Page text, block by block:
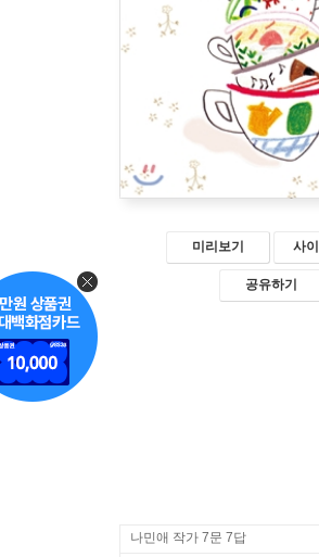
미리보기 사
공유하기
나민애 작가 7문 7답